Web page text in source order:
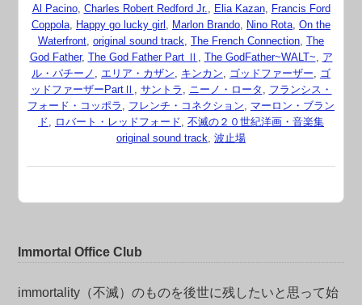
Al Pacino, Charles Robert Redford Jr., Elia Kazan, Francis Ford
Coppola, Happy go lucky girl , Marlon Brando, Nino Rota, On the
Waterfront, original sound track, The French Connection, The
God Father, The God Father Part Ⅱ , The GodFather~WALT~, ア
ル・パチーノ , エリア・カザン, キンカン, ゴッドファーザー, ゴ
ッドファーザーPartⅡ , サントラ , ニーノ・ロータ , フランシス・
フォード・コッポラ , フレンチ・コネクション, マーロン・ブラン
ド, ロバート・レッドフォード, 不滅の２０世紀洋画・音楽集
original sound track, 波止場
Immortal Office Club
immortality（不滅）のものを後世に残したいと思って始